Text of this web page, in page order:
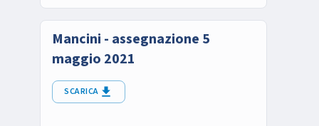
Mancini - assegnazione 5
maggio 2021
SCARICA